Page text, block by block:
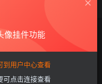
0 帖子0 粉丝0
像挂件功能
到用户中心查看
可点击连接查看